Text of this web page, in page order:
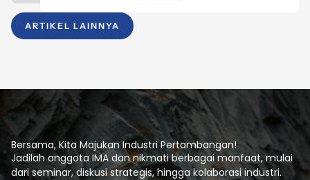
ARTIKEL LAINNYA
Bersama, Kita Majukan Industri Pertambangan!
Jadilah anggota IMA dan nikmati berbagai manfaat, mulai
dari seminar, diskusi strategis, hingga kolaborasi industri.